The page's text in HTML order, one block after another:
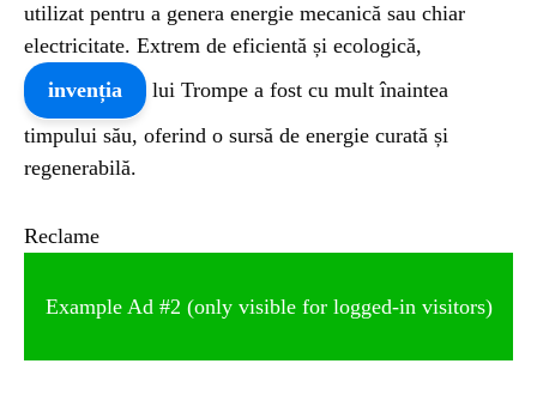
utilizat pentru a genera energie mecanică sau chiar
electricitate. Extrem de eficientă și ecologică,
invenția
lui Trompe a fost cu mult înaintea
timpului său, oferind o sursă de energie curată și
regenerabilă.
Reclame
Example Ad #2 (only visible for logged-in visitors)